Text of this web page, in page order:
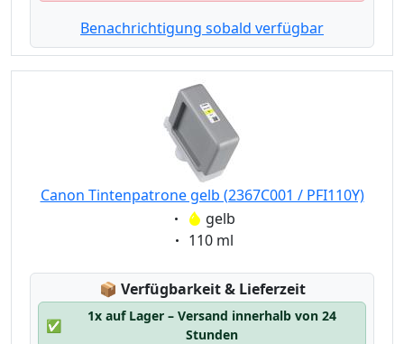
Benachrichtigung sobald verfügbar
Canon Tintenpatrone gelb (2367C001 / PFI110Y)
Eigenschaft:
gelb
Eigenschaft:
110 ml
📦 Lagerstatus:
Verfügbarkeit & Lieferzeit
✅
1x auf Lager – Versand innerhalb von 24
Stunden